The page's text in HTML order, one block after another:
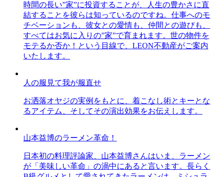
時間の長い”家”に投資することが、人生の豊かさに直
結することを彼らは知っているのですね。仕事へのモ
チベーションも、彼女との愛情も、仲間との遊びも、
すべてはお気に入りの”家”で育まれます。世の物件を
モテるか否か！という目線で、LEON不動産がご案内
いたします。
人の服見て我が服直せ
お洒落オヤジの実例をもとに、着こなし術とキーとな
るアイテム、そしてその演出効果をお伝えします。
山本益博のラーメン革命！
日本初の料理評論家、山本益博さんはいま、ラーメン
が「美味しい革命」の渦中にあると言います。長らく